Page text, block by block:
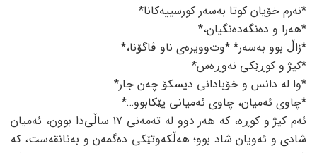
*نەرم خۆیان کوتا بەسەر کورسییەکانا*
*هەرا و دەنگە‌دەنگیان،*
*زاڵ بوو بەسەر* *وت‌وویرەی ناو ڤاگۆنا،*
*کیژ و کوڕێکی نەوڕەس*
*وا لە دانس و خۆبادانی دیسکۆ چەن جار*
*چاوی ئەمیان، چاوی ئەمیانی پێکابوو…*
ئەم کیژ و کوڕە، کە هەر دوو لە تەمەنی ١٧ ساڵی‌دا بوون، ئەمیان
شادی و ئەویان شاد بوو؛ هەڵکەوتێکی دەگمەن و بەئانقەست، کە